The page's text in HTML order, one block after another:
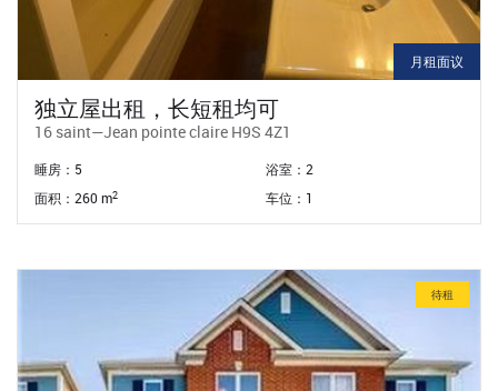
月租面议
独立屋出租，长短租均可
16 saint—Jean pointe claire H9S 4Z1
睡房：5
浴室：2
面积：260 m2 车位：1
待租